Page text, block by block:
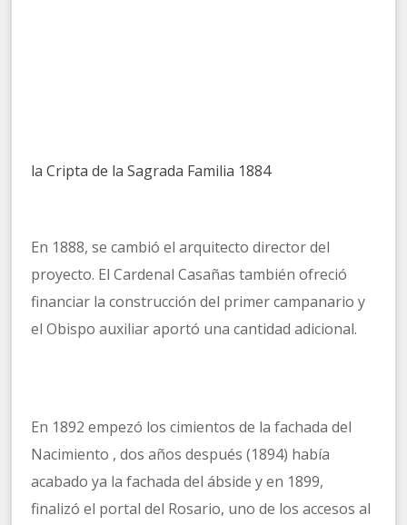
la Cripta de la Sagrada Familia 1884
En 1888, se cambió el arquitecto director del
proyecto. El Cardenal Casañas también ofreció
financiar la construcción del primer campanario y
el Obispo auxiliar aportó una cantidad adicional.
En 1892 empezó los cimientos de la fachada del
Nacimiento , dos años después (1894) había
acabado ya la fachada del ábside y en 1899,
finalizó el portal del Rosario, uno de los accesos al